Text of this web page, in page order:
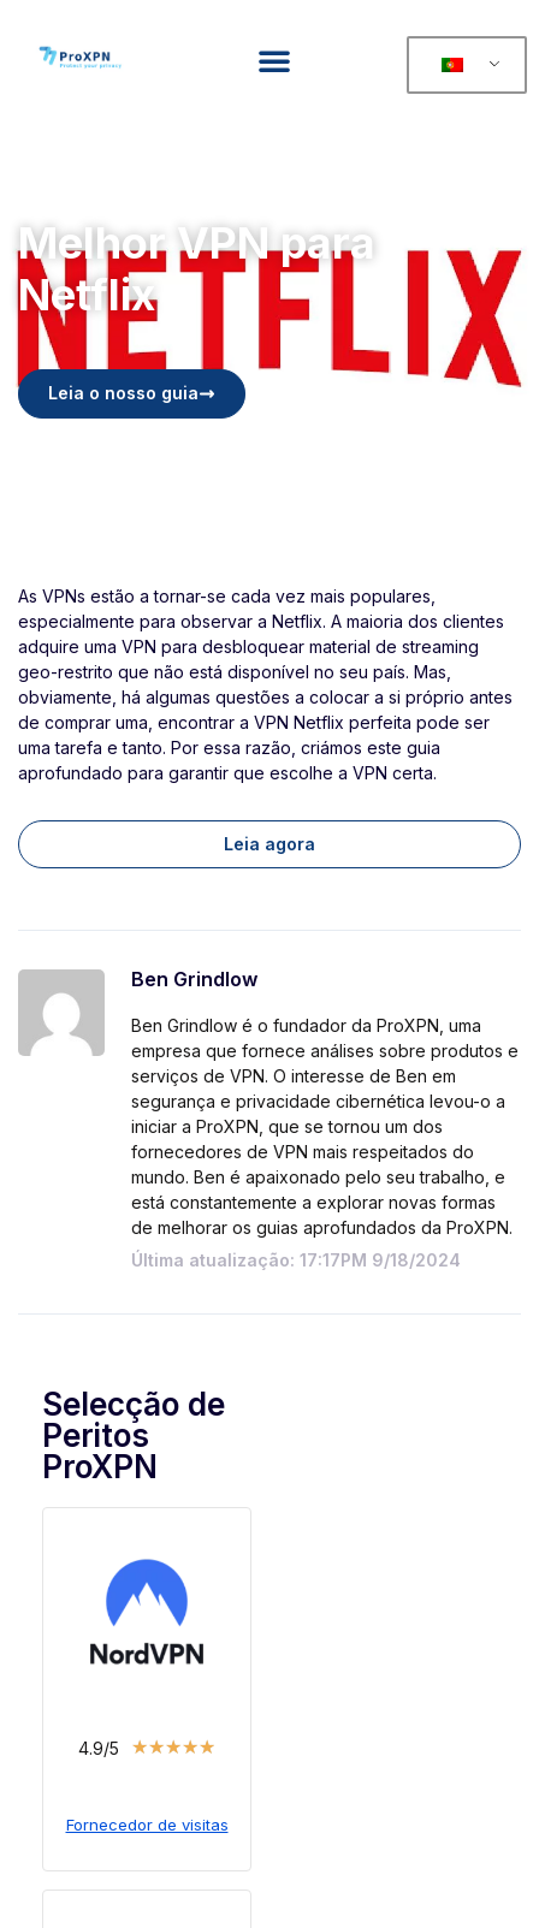
Melhor VPN para
Netflix
Leia o nosso guia
As VPNs estão a tornar-se cada vez mais populares,
especialmente para observar a Netflix. A maioria dos clientes
adquire uma VPN para desbloquear material de streaming
geo-restrito que não está disponível no seu país. Mas,
obviamente, há algumas questões a colocar a si próprio antes
de comprar uma, encontrar a VPN Netflix perfeita pode ser
uma tarefa e tanto. Por essa razão, criámos este guia
aprofundado para garantir que escolhe a VPN certa.
Leia agora
Ben Grindlow
Ben Grindlow é o fundador da ProXPN, uma
empresa que fornece análises sobre produtos e
serviços de VPN. O interesse de Ben em
segurança e privacidade cibernética levou-o a
iniciar a ProXPN, que se tornou um dos
fornecedores de VPN mais respeitados do
mundo. Ben é apaixonado pelo seu trabalho, e
está constantemente a explorar novas formas
de melhorar os guias aprofundados da ProXPN.
Última atualização: 17:17PM 9/18/2024
Selecção de
Peritos
ProXPN
4.9/5 ★★★★★
Fornecedor de visitas